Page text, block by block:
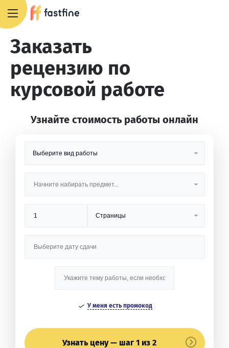
Заказать
рецензию по
курсовой работе
Узнайте стоимость работы онлайн
У меня есть промокод
Узнать цену — шаг 1 из 2